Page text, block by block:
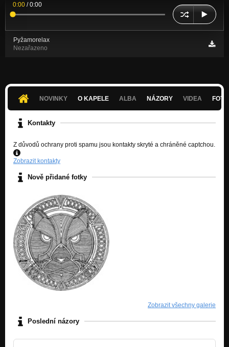
0:00 /0:00
Pyžamorelax
Nezařazeno
NOVINKY O KAPELE ALBA NÁZORY VIDEA
Kontakty
Z důvodů ochrany proti spamu jsou kontakty skryté a chráněné captchou.
Zobrazit kontakty
Nově přidané fotky
Zobrazit všechny galerie
Poslední názory